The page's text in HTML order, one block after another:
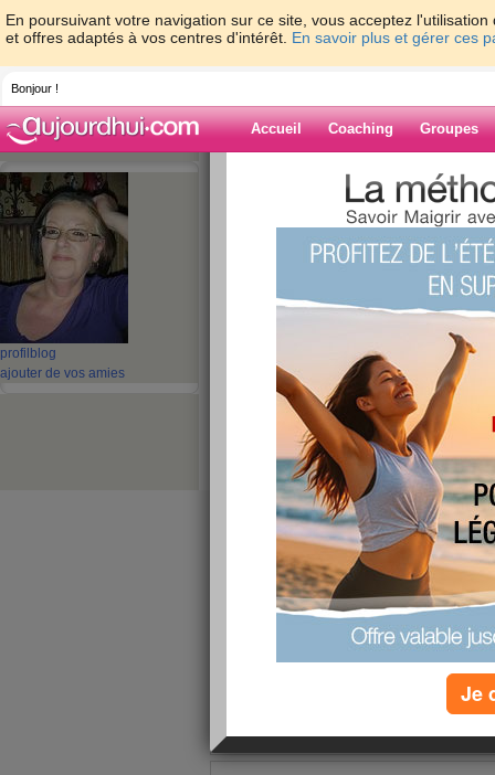
En poursuivant votre navigation sur ce site, vous acceptez
et offres adaptés à vos centres d'intérêt. En savoir plus et gérer ces
Bonjour !
Accueil Coaching Groupes
profil blog
ajouter de vos amies
> > Jeudi
Blog de
Jeudi soir....
tout va bien les filles et j'espère que
chez le kiné et je suis crevée alors pas
Bisous à toutes
1 - 4 de 4 « ‹ Préc. 1 Suiv. › »
sista7
c est pas grave !!! repose toi ma belle et
Je